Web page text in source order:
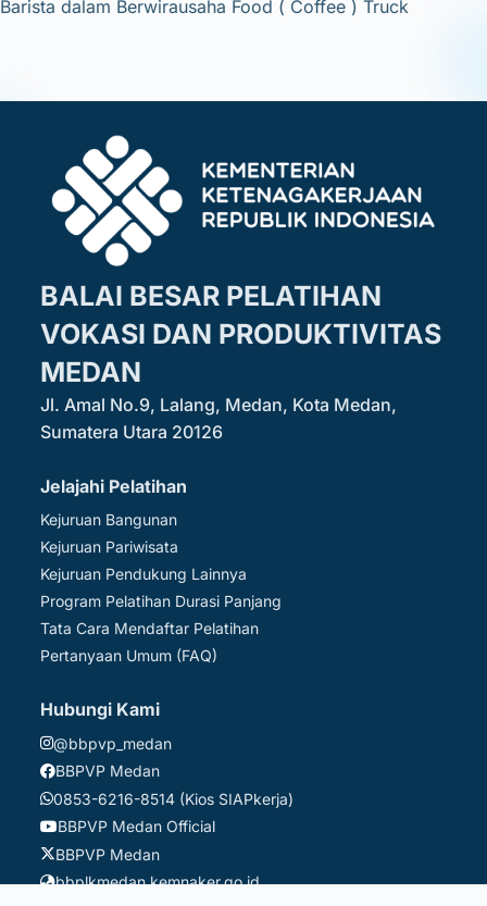
Barista dalam Berwirausaha Food ( Coffee ) Truck
BALAI BESAR PELATIHAN
VOKASI DAN PRODUKTIVITAS
MEDAN
Jl. Amal No.9, Lalang, Medan, Kota Medan,
Sumatera Utara 20126
Jelajahi Pelatihan
Kejuruan Bangunan
Kejuruan Pariwisata
Kejuruan Pendukung Lainnya
Program Pelatihan Durasi Panjang
Tata Cara Mendaftar Pelatihan
Pertanyaan Umum (FAQ)
Hubungi Kami
@bbpvp_medan
BBPVP Medan
0853-6216-8514 (Kios SIAPkerja)
BBPVP Medan Official
BBPVP Medan
bbplkmedan.kemnaker.go.id